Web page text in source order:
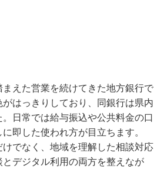
えた営業を続けてきた地方銀行で
はっきりしており、同銀行は県内
日常では給与振込や公共料金の口
即した使われ方が目立ちます。
でなく、地域を理解した相談対応
デジタル利用の両方を整えなが